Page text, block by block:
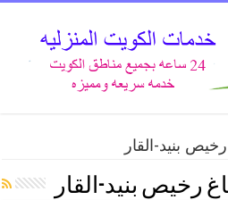
بنيد-القار
رخيص بنيد-القار